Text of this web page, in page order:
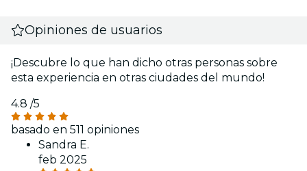
Opiniones de usuarios
¡Descubre lo que han dicho otras personas sobre
esta experiencia en otras ciudades del mundo!
4.8 /5
basado en 511 opiniones
Sandra E.
feb 2025